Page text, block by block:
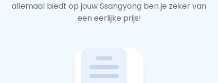
allemaal biedt op jouw Ssangyong ben je zeker van
een eerlijke prijs!